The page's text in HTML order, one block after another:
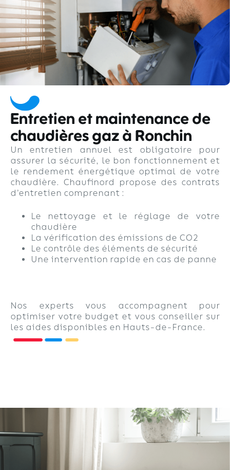
Entretien et maintenance de
chaudières gaz à Ronchin
Un entretien annuel est obligatoire pour
assurer la sécurité, le bon fonctionnement et
le rendement énergétique optimal de votre
chaudière. Chaufinord propose des contrats
d’entretien comprenant :
Le nettoyage et le réglage de votre
chaudière
La vérification des émissions de CO2
Le contrôle des éléments de sécurité
Une intervention rapide en cas de panne
Nos experts vous accompagnent pour
optimiser votre budget et vous conseiller sur
les aides disponibles en Hauts-de-France.